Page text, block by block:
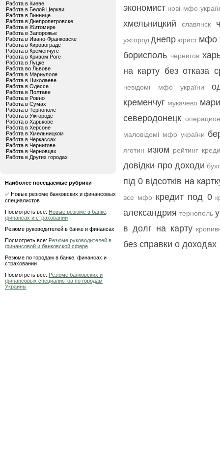
Работа в Киеве
Работа в Белой Церкви
Работа в Виннице
Работа в Днепропетровске
Работа в Житомире
Работа в Запорожье
Работа в Ивано-Франковске
Работа в Кировограде
Работа в Кременчуге
Работа в Кривом Роге
Работа в Луцке
Работа во Львове
Работа в Мариуполе
Работа в Николаеве
Работа в Одессе
Работа в Полтаве
Работа в Ровно
Работа в Сумах
Работа в Тернополе
Работа в Ужгороде
Работа в Харькове
Работа в Херсоне
Работа в Хмельницком
Работа в Черкассах
Работа в Чернигове
Работа в Черновцах
Работа в Других городах
Наиболее посещаемые рубрики
✅ Новые резюме банковских и финансовых
специалистов
Посмотреть все: Новые резюме в банке,
финансах и страховании
Резюме руководителей в банке и финансах
Посмотреть все: Резюме руководителей в
финансовой и банковской сфере
Резюме по городам в банке, финансах и
страховании
Посмотреть все: Резюме банковских и
финансовых специалистов по городам
Украины
экономист нові мфо
хмельницкий славянск
ужгород днепр юрист мфо
борисполь чернигов
на карту без отказа
невідомі мфо україни
кременчуг мукачево
северодонецк
маловідомі мфо україни
яготин изюм рейтинг
довідки про доходи
під 0 відсотків на
все мфо кредит под 0
александрия тернополь
в долг на карту
без справки о доходах